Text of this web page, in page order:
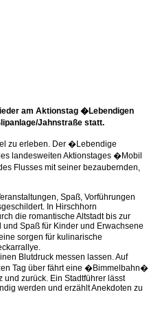
am Aktionstag �Lebendigen
Jahnstraße statt.
zu erleben. Der �Lebendige
landesweiten Aktionstages �Mobil
Flusses mit seiner bezaubernden,
Spaß, Vorführungen
In Hirschhorn
die romantische Altstadt bis zur
Spaß für Kinder und Erwachsene
sorgen für kulinarische
Blutdruck messen lassen. Auf
Tag über fährt eine �Bimmelbahn�
zurück. Ein Stadtführer lässt
werden und erzählt Anekdoten zu